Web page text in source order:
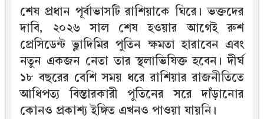
শেষ প্রধান পূর্বাভাসটি রাশিয়াকে ঘিরে। ভক্তদের
দাবি, ২০২৬ সাল শেষ হওয়ার আগেই রুশ
প্রেসিডেন্ট ভ্লাদিমির পুতিন ক্ষমতা হারাবেন এবং
নতুন একজন নেতা তার স্থলাভিষিক্ত হবেন। দীর্ঘ
১৮ বছরের বেশি সময় ধরে রাশিয়ার রাজনীতিতে
আধিপত্য বিস্তারকারী পুতিনের সরে দাঁড়ানোর
কোনও প্রকাশ্য ইঙ্গিত এখনও পাওয়া যায়নি।